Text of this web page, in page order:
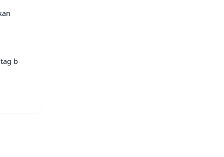
b